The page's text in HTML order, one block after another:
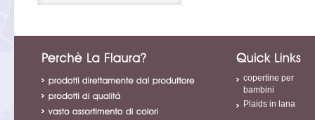
copertine per
bambini
Plaids in lana